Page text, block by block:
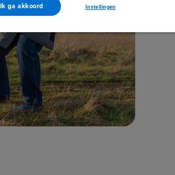
Instellingen
Ik ga akkoord